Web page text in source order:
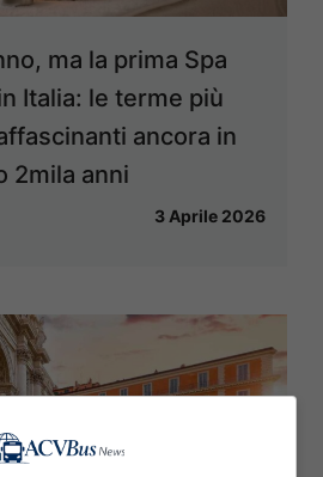
ma la prima Spa
Italia: le terme più
ancora in
2mila anni
3 Aprile 2026